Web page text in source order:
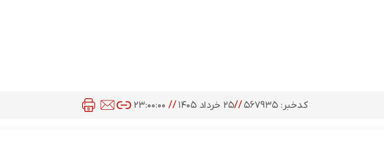
کدخبر: ۵۶۷۹۳۵ //۲۵ خرداد ۱۴۰۵ // ۲۳:۰۰:۰۰